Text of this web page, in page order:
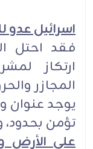
اسرائيل عدو
فقد احتل
ارتكاز
المجازر
يوجد عنوان
تؤمن بحدود،
على الأرض